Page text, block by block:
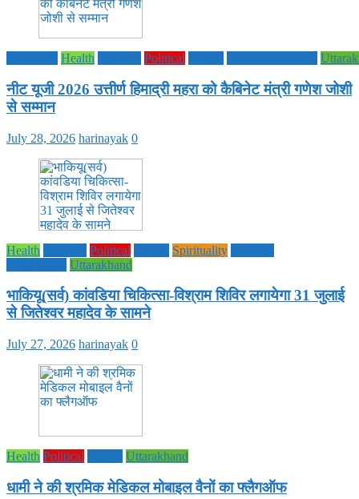
Health Political
नीट यूजी 2026 उत्तीर्ण हिमाद्री महरा को कैबिनेट मंत्री गणेश जोशी
से सम्मान
July 28, 2026 harinayak 0
Health Political Spirituality
Uttarakhand
भाकियू(सर्व) कांवडिया चिकित्सा-विश्राम शिविर लगायेगा 31 जुलाई
से जितेश्वर महादेव के सामने
July 27, 2026 harinayak 0
Health Political Uttarakhand
धामी ने की श्रमिक मेडिकल मोबाइल वैनों का फ्लैगऑफ